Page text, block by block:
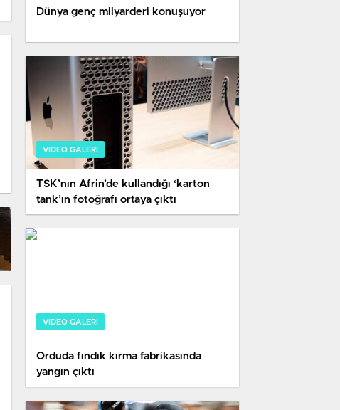
Dünya genç milyarderi konuşuyor
VIDEO GALERI
TSK’nın Afrin’de kullandığı ‘karton
tank’ın fotoğrafı ortaya çıktı
VIDEO GALERI
Orduda fındık kırma fabrikasında
yangın çıktı